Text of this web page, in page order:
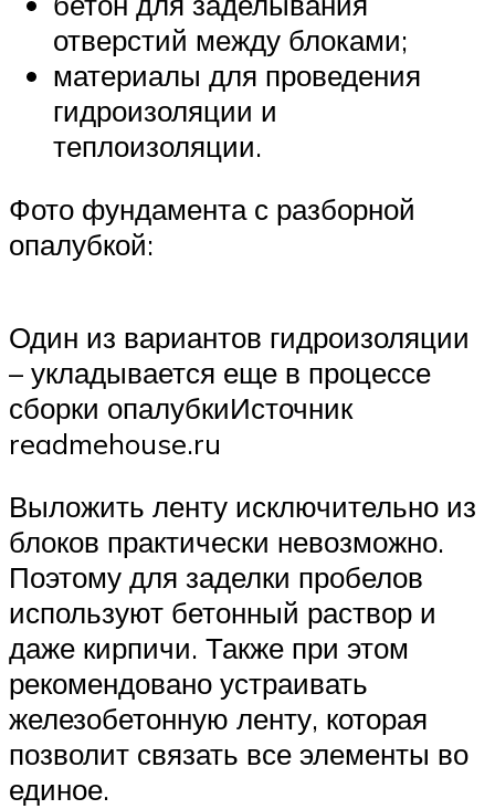
отверстий между блоками;
материалы для проведения
гидроизоляции и
теплоизоляции.
Фото фундамента с разборной
опалубкой:
Один из вариантов гидроизоляции
– укладывается еще в процессе
сборки опалубкиИсточник
readmehouse.ru
Выложить ленту исключительно из
блоков практически невозможно.
Поэтому для заделки пробелов
используют бетонный раствор и
даже кирпичи. Также при этом
рекомендовано устраивать
железобетонную ленту, которая
позволит связать все элементы во
единое.